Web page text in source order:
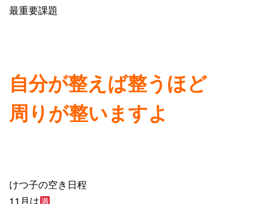
最重要課題
自分が整えば整うほど
周りが整いますよ
けつ子の空き日程
11月は